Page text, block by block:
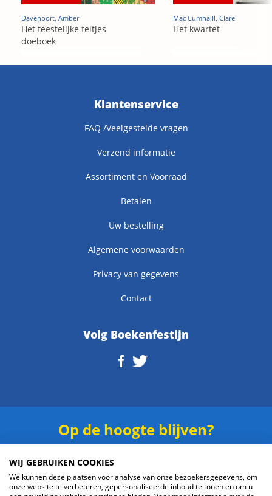
Davenport, Amber
Het feestelijke feitjes
doeboek
Mac Cumhaill, Clare
Het kwartet
Klantenservice
FAQ /Veelgestelde vragen
Verzend informatie
Assortiment en Voorraad
Betalen
Uw bestelling
Algemene voorwaarden
Privacy van gegevens
Contact
Volg Boekenfestijn
Op de hoogte blijven?
WIJ GEBRUIKEN COOKIES
We kunnen deze plaatsen voor analyse van onze bezoekersgegevens, om
onze website te verbeteren, gepersonaliseerde inhoud te tonen en om u